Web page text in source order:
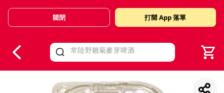
Valid Until 30 June 2026
關閉 打開 App 落單